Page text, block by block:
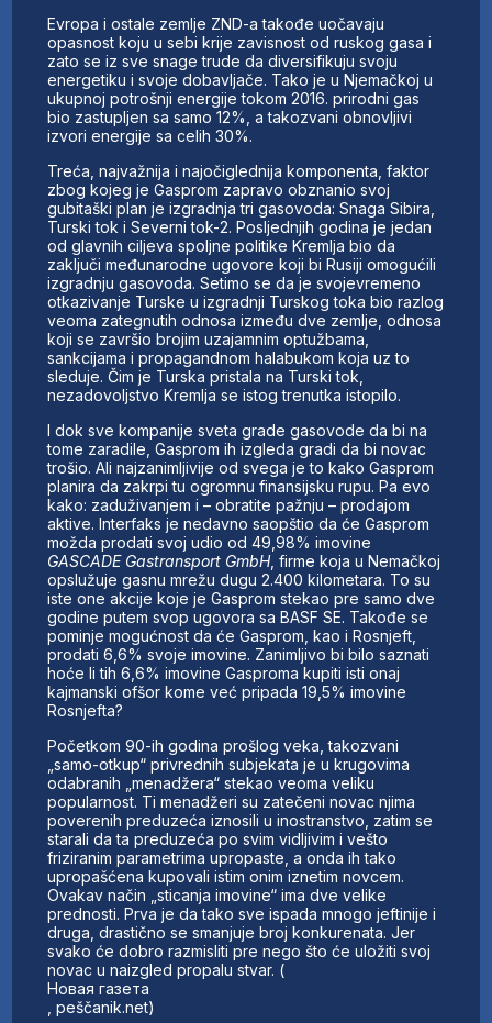
Evropa i ostale zemlje ZND-a takođe uočavaju
opasnost koju u sebi krije zavisnost od ruskog gasa i
zato se iz sve snage trude da diversifikuju svoju
energetiku i svoje dobavljače. Tako je u Njemačkoj u
ukupnoj potrošnji energije tokom 2016. prirodni gas
bio zastupljen sa samo 12%, a takozvani obnovljivi
izvori energije sa celih 30%.
Treća, najvažnija i najočiglednija komponenta, faktor
zbog kojeg je Gasprom zapravo obznanio svoj
gubitaški plan je izgradnja tri gasovoda: Snaga Sibira,
Turski tok i Severni tok-2. Posljednjih godina je jedan
od glavnih ciljeva spoljne politike Kremlja bio da
zaključi međunarodne ugovore koji bi Rusiji omogućili
izgradnju gasovoda. Setimo se da je svojevremeno
otkazivanje Turske u izgradnji Turskog toka bio razlog
veoma zategnutih odnosa između dve zemlje, odnosa
koji se završio brojim uzajamnim optužbama,
sankcijama i propagandnom halabukom koja uz to
sleduje. Čim je Turska pristala na Turski tok,
nezadovoljstvo Kremlja se istog trenutka istopilo.
I dok sve kompanije sveta grade gasovode da bi na
tome zaradile, Gasprom ih izgleda gradi da bi novac
trošio. Ali najzanimljivije od svega je to kako Gasprom
planira da zakrpi tu ogromnu finansijsku rupu. Pa evo
kako: zaduživanjem i – obratite pažnju – prodajom
aktive. Interfaks je nedavno saopštio da će Gasprom
možda prodati svoj udio od 49,98% imovine
GASCADE Gastransport GmbH, firme koja u Nemačkoj
opslužuje gasnu mrežu dugu 2.400 kilometara. To su
iste one akcije koje je Gasprom stekao pre samo dve
godine putem svop ugovora sa BASF SE. Takođe se
pominje mogućnost da će Gasprom, kao i Rosnjeft,
prodati 6,6% svoje imovine. Zanimljivo bi bilo saznati
hoće li tih 6,6% imovine Gasproma kupiti isti onaj
kajmanski ofšor kome već pripada 19,5% imovine
Rosnjefta?
Početkom 90-ih godina prošlog veka, takozvani
„samo-otkup“ privrednih subjekata je u krugovima
odabranih „menadžera“ stekao veoma veliku
popularnost. Ti menadžeri su zatečeni novac njima
poverenih preduzeća iznosili u inostranstvo, zatim se
starali da ta preduzeća po svim vidljivim i vešto
friziranim parametrima upropaste, a onda ih tako
upropašćena kupovali istim onim iznetim novcem.
Ovakav način „sticanja imovine“ ima dve velike
prednosti. Prva je da tako sve ispada mnogo jeftinije i
druga, drastično se smanjuje broj konkurenata. Jer
svako će dobro razmisliti pre nego što će uložiti svoj
novac u naizgled propalu stvar. (
Новая газета
, peščanik.net)